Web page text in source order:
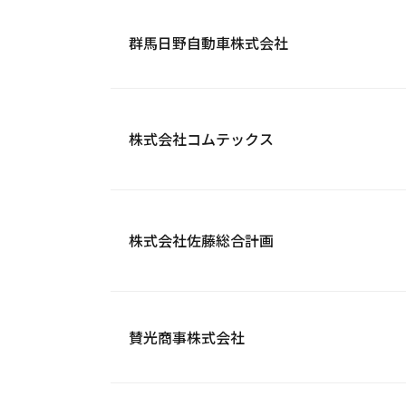
群馬日野自動車株式会社
株式会社コムテックス
株式会社佐藤総合計画
賛光商事株式会社